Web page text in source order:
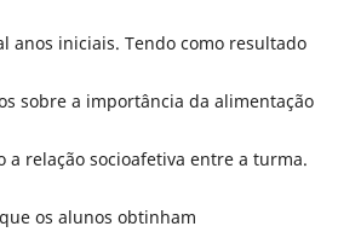
anos iniciais. Tendo como resultado
sobre a importância da alimentação
a relação socioafetiva entre a turma.
os alunos obtinham